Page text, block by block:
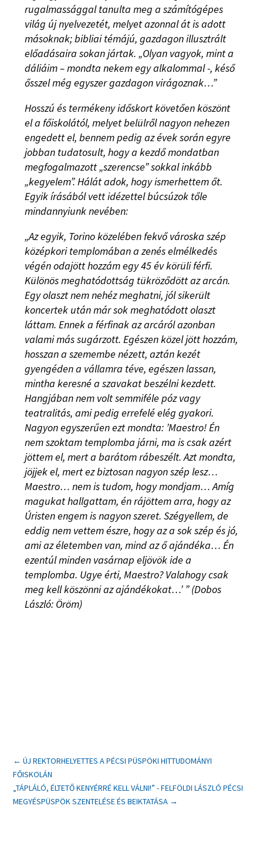
rugalmassággal tanulta meg a számítógépes
világ új nyelvezetét, melyet azonnal át is adott
másoknak; bibliai témájú, gazdagon illusztrált
előadásaira sokan jártak. „Olyan vagyok, mint a
dáliáim – mondta nekem egy alkalommal -, késő
ősszel még egyszer gazdagon virágoznak…”
Hosszú és termékeny időskort követően köszönt
el a főiskolától, melyet belülről nagyon nehezen
engedett el, bennem pedig az évek során egyre
jobban tudatosult, hogy a kezdő mondatban
megfogalmazott „szerencse” sokkal inkább
„kegyelem”. Hálát adok, hogy ismerhettem őt.
Egyik írásából vett idézettel búcsúzok tőle
mindannyiunk nevében:
„Az egyik, Torino közelében fekvő városka szép
középkori templomában a zenés elmélkedés
végén odajött hozzám egy 45 év körüli férfi.
Különös meghatódottság tükröződött az arcán.
Egy olaszt nem nehéz meghatni, jól sikerült
koncertek után már sok meghatódott olaszt
láttam. Ennek a férfinak az arcáról azonban
valami más sugárzott. Egészen közel jött hozzám,
hosszan a szemembe nézett, aztán kezét
gyengéden a vállamra téve, egészen lassan,
mintha keresné a szavakat beszélni kezdett.
Hangjában nem volt semmiféle póz vagy
teatralitás, ami pedig errefelé elég gyakori.
Nagyon egyszerűen ezt mondta: ’Maestro! Én
nem szoktam templomba járni, ma is csak azért
jöttem el, mert a barátom rábeszélt. Azt mondta,
jöjjek el, mert ez biztosan nagyon szép lesz…
Maestro… nem is tudom, hogy mondjam… Amíg
magukat hallgattam, én rájöttem arra, hogy az
Úristen engem is nagyon szeret. Szégyellem, de
eddig nem vettem észre, hogy az a sok szép és jó,
ami az életemben van, mind az ő ajándéka… Én
ezentúl minden vasárnap eljövök ide a
templomba. Ugye érti, Maestro? Valahogy csak
meg kell köszönni az ajándékokat…’ ” (Dobos
László: Öröm)
←ÚJ REKTORHELYETTES A PÉCSI PÜSPÖKI HITTUDOMÁNYI
FŐISKOLÁN
„TÁPLÁLÓ, ÉLTETŐ KENYÉRRÉ KELL VÁLNI!” - FELFÖLDI LÁSZLÓ PÉCSI
MEGYÉSPÜSPÖK SZENTELÉSE ÉS BEIKTATÁSA →